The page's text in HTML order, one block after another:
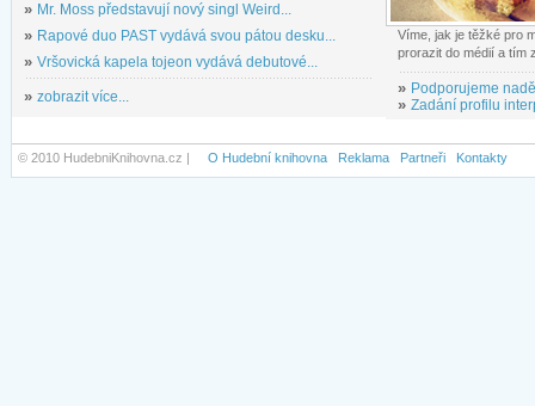
» Mr. Moss představují nový singl Weird...
» Rapové duo PAST vydává svou pátou desku...
» Vršovická kapela tojeon vydává debutové...
» zobrazit více...
Víme, jak je těžké pro
prorazit do médií a tím
» Podporujeme
» Zadání profilu
© 2010 HudebniKnihovna.cz | O Hudební knihovna Reklama Partneři Kontakty